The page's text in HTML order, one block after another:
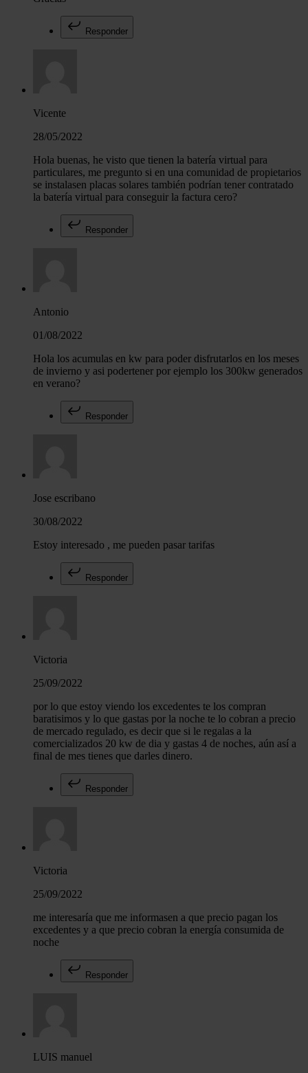
Responder
Vicente
28/05/2022
Hola buenas, he visto que tienen la batería virtual para
particulares, me pregunto si en una comunidad de propietarios
se instalasen placas solares también podrían tener contratado
la batería virtual para conseguir la factura cero?
Responder
Antonio
01/08/2022
Hola los acumulas en kw para poder disfrutarlos en los meses
de invierno y asi podertener por ejemplo los 300kw generados
en verano?
Responder
Jose escribano
30/08/2022
Estoy interesado , me pueden pasar tarifas
Responder
Victoria
25/09/2022
por lo que estoy viendo los excedentes te los compran
baratisimos y lo que gastas por la noche te lo cobran a precio
de mercado regulado, es decir que si le regalas a la
comercializados 20 kw de dia y gastas 4 de noches, aún así a
final de mes tienes que darles dinero.
Responder
Victoria
25/09/2022
me interesaría que me informasen a que precio pagan los
excedentes y a que precio cobran la energía consumida de
noche
Responder
LUIS manuel